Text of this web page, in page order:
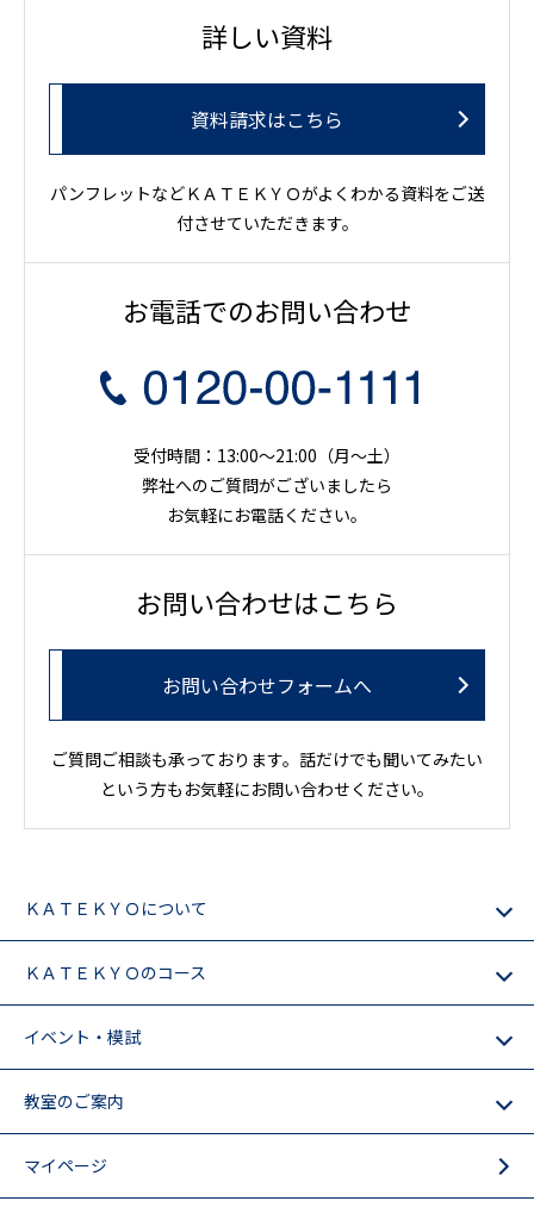
詳しい資料
資料請求はこちら
パンフレットなどＫＡＴＥＫＹＯがよくわかる資料をご送
付させていただきます。
お電話でのお問い合わせ
受付時間：13:00～21:00（月〜土）
弊社へのご質問がございましたら
お気軽にお電話ください。
お問い合わせはこちら
お問い合わせフォームへ
ご質問ご相談も承っております。話だけでも聞いてみたい
という方もお気軽にお問い合わせください。
ＫＡＴＥＫＹＯについて
ＫＡＴＥＫＹＯのコース
イベント・模試
教室のご案内
マイページ